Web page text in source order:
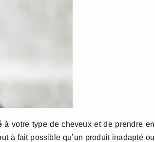
à votre type de cheveux et de prendre en
à fait possible qu’un produit inadapté ou